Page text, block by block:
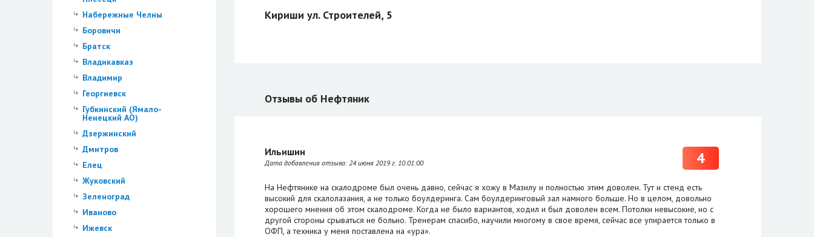
Набережные Челны
Боровичи
Братск
Владикавказ
Владимир
Георгиевск
Губкинский (Ямало-
Ненецкий АО)
Дзержинский
Дмитров
Елец
Жуковский
Зеленоград
Иваново
Ижевск
Кириши ул. Строителей, 5
Отзывы об Нефтяник
Ильишин
Дата добавления отзыва: 24 июня 2019 г. 10:01:00 4
На Нефтянике на скалодроме был очень давно, сейчас я хожу в Мазилу и полностью этим доволен. Тут и стенд есть
высокий для скалолазания, а не только боулдеринга. Сам боулдеринговый зал намного больше. Но в целом, довольно
хорошего мнения об этом скалодроме. Когда не было вариантов, ходил и был доволен всем. Потолки невысокие, но с
другой стороны срываться не больно. Тренерам спасибо, научили многому в свое время, сейчас все упирается только в
ОФП, а техника у меня поставлена на «ура».